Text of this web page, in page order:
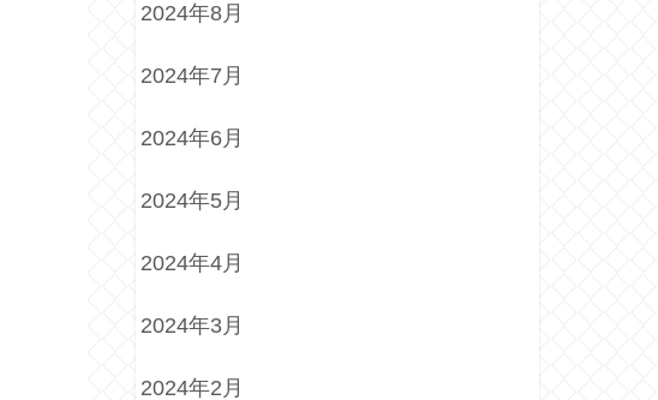
2024年8月
2024年7月
2024年6月
2024年5月
2024年4月
2024年3月
2024年2月